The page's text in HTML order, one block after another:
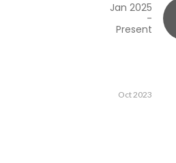
Jan 2025
-
Present
Oct 2023